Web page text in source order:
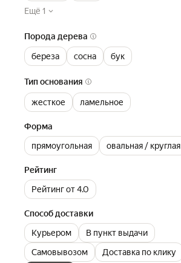
Ещё 1
Порода дерева
береза сосна бук
Тип основания
жесткое ламельное
Форма
прямоугольная
овальная / круглая
Рейтинг
Рейтинг от 4.0
Способ доставки
Курьером
В пункт выдачи
Самовывозом
Доставка по клику